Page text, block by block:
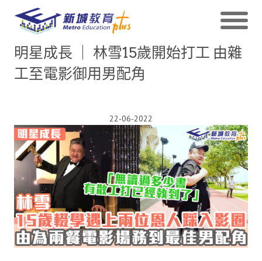
明星成長 ｜ 林雪15歲開始打工 由雜
工至電影御用男配角
22-06-2022